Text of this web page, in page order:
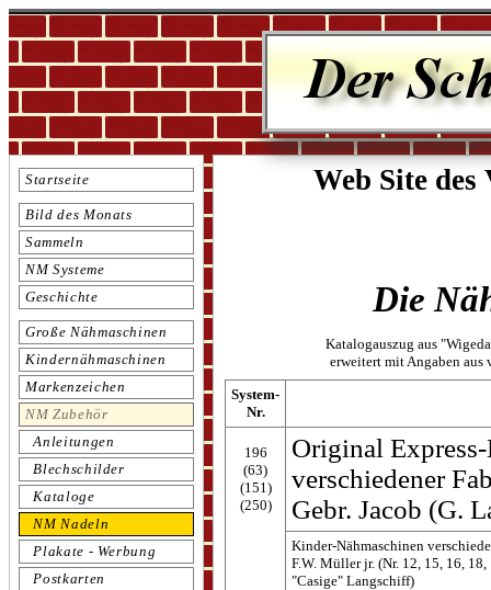
Startseite
Bild des Monats
Sammeln
NM Systeme
Geschichte
Große Nähmaschinen
Kindernähmaschinen
Markenzeichen
NM Zubehör
Anleitungen
Blechschilder
Kataloge
NM Nadeln
Plakate - Werbung
Postkarten
Web Site
Die
Katalogauszug aus
erweitert mit Angaben aus
System-
Nr.
196
(63)
(151)
(250)
Original
verschiedener
Gebr. Jacob (G.
Kinder-Nähmaschinen
F.W. Müller jr. (Nr. 12, 15, 16,
"Casige" Langschiff)